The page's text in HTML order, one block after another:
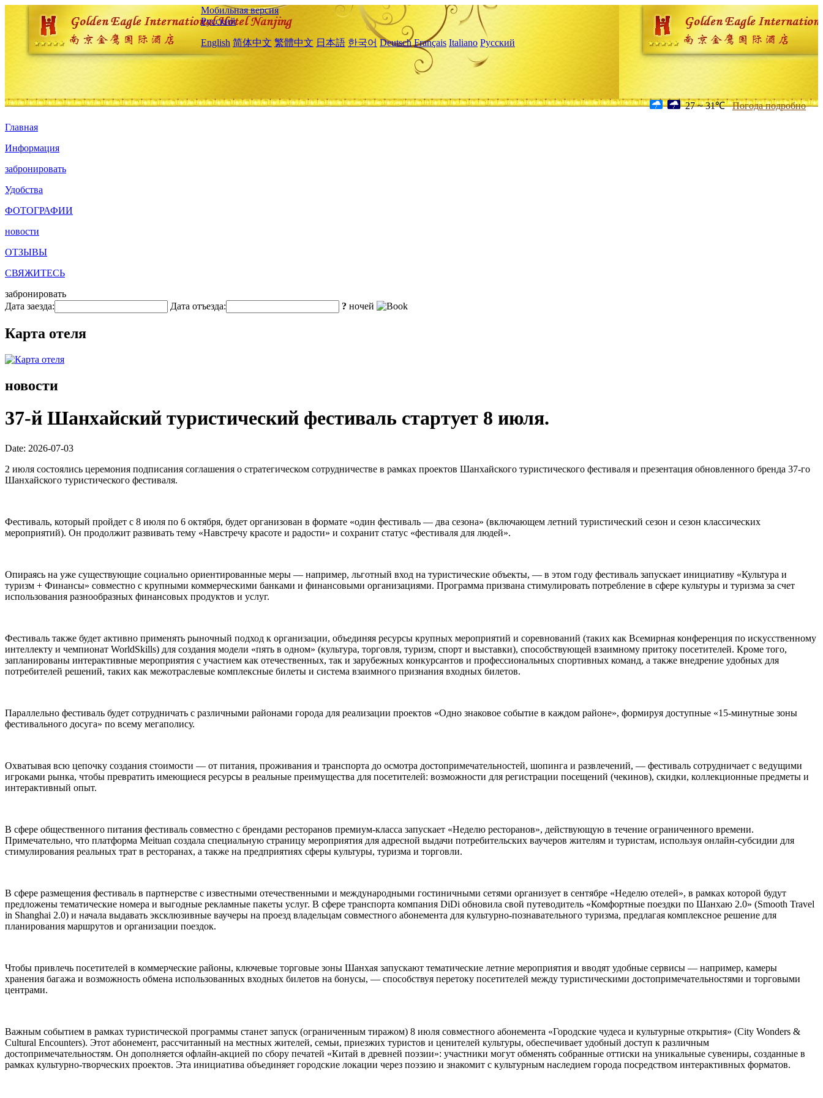
Мобильная версия
Русский
English 简体中文 繁體中文 日本語 한국어 Deutsch Français Italiano Русский
27 ~ 31℃ Погода подробно
Главная
Информация
забронировать
Удобства
ФОТОГРАФИИ
новости
ОТЗЫВЫ
СВЯЖИТЕСЬ
забронировать
Дата заезда:
Дата отъезда: ? ночей
Карта отеля
новости
37-й Шанхайский туристический фестиваль стартует 8 июля.
Date: 2026-07-03
2 июля состоялись церемония подписания соглашения о стратегическом сотрудничестве в рамках проектов Шанхайского туристического фестиваля и презентация обновленного бренда 37-го
Шанхайского туристического фестиваля.
Фестиваль, который пройдет с 8 июля по 6 октября, будет организован в формате «один фестиваль — два сезона» (включающем летний туристический сезон и сезон классических
мероприятий). Он продолжит развивать тему «Навстречу красоте и радости» и сохранит статус «фестиваля для людей».
Опираясь на уже существующие социально ориентированные меры — например, льготный вход на туристические объекты, — в этом году фестиваль запускает инициативу «Культура и
туризм + Финансы» совместно с крупными коммерческими банками и финансовыми организациями. Программа призвана стимулировать потребление в сфере культуры и туризма за счет
использования разнообразных финансовых продуктов и услуг.
Фестиваль также будет активно применять рыночный подход к организации, объединяя ресурсы крупных мероприятий и соревнований (таких как Всемирная конференция по искусственному
интеллекту и чемпионат WorldSkills) для создания модели «пять в одном» (культура, торговля, туризм, спорт и выставки), способствующей взаимному притоку посетителей. Кроме того,
запланированы интерактивные мероприятия с участием как отечественных, так и зарубежных конкурсантов и профессиональных спортивных команд, а также внедрение удобных для
потребителей решений, таких как межотраслевые комплексные билеты и система взаимного признания входных билетов.
Параллельно фестиваль будет сотрудничать с различными районами города для реализации проектов «Одно знаковое событие в каждом районе», формируя доступные «15-минутные зоны
фестивального досуга» по всему мегаполису.
Охватывая всю цепочку создания стоимости — от питания, проживания и транспорта до осмотра достопримечательностей, шопинга и развлечений, — фестиваль сотрудничает с ведущими
игроками рынка, чтобы превратить имеющиеся ресурсы в реальные преимущества для посетителей: возможности для регистрации посещений (чекинов), скидки, коллекционные предметы и
интерактивный опыт.
В сфере общественного питания фестиваль совместно с брендами ресторанов премиум-класса запускает «Неделю ресторанов», действующую в течение ограниченного времени.
Примечательно, что платформа Meituan создала специальную страницу мероприятия для адресной выдачи потребительских ваучеров жителям и туристам, используя онлайн-субсидии для
стимулирования реальных трат в ресторанах, а также на предприятиях сферы культуры, туризма и торговли.
В сфере размещения фестиваль в партнерстве с известными отечественными и международными гостиничными сетями организует в сентябре «Неделю отелей», в рамках которой будут
предложены тематические номера и выгодные рекламные пакеты услуг. В сфере транспорта компания DiDi обновила свой путеводитель «Комфортные поездки по Шанхаю 2.0» (Smooth Travel
in Shanghai 2.0) и начала выдавать эксклюзивные ваучеры на проезд владельцам совместного абонемента для культурно-познавательного туризма, предлагая комплексное решение для
планирования маршрутов и организации поездок.
Чтобы привлечь посетителей в коммерческие районы, ключевые торговые зоны Шанхая запускают тематические летние мероприятия и вводят удобные сервисы — например, камеры
хранения багажа и возможность обмена использованных входных билетов на бонусы, — способствуя перетоку посетителей между туристическими достопримечательностями и торговыми
центрами.
Важным событием в рамках туристической программы станет запуск (ограниченным тиражом) 8 июля совместного абонемента «Городские чудеса и культурные открытия» (City Wonders &
Cultural Encounters). Этот абонемент, рассчитанный на местных жителей, семьи, приезжих туристов и ценителей культуры, обеспечивает удобный доступ к различным
достопримечательностям. Он дополняется офлайн-акцией по сбору печатей «Китай в древней поэзии»: участники могут обменять собранные оттиски на уникальные сувениры, созданные в
рамках культурно-творческих проектов. Эта инициатива объединяет городские локации через поэзию и знакомит с культурным наследием города посредством интерактивных форматов.